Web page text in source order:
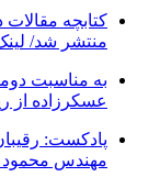
کتابچه
منتشر شد/ لینک
به مناسبت
عسکرزاده از
پادکست:
مهندس محمود